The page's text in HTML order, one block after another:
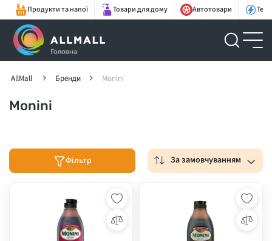
Продукти та напої Товари для дому Автотовари
AllMall Бренди Monini
Monini
Фільтр За замовчуванням